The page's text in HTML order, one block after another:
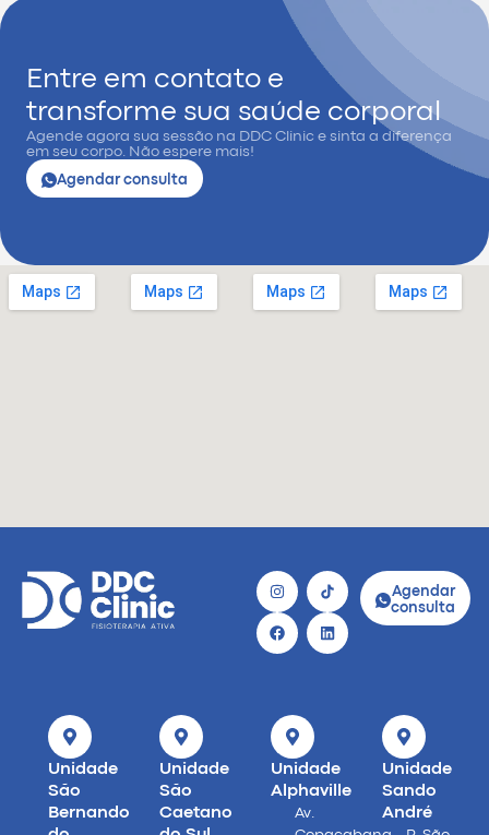
Entre em contato e
transforme sua saúde corporal
Agende agora sua sessão na DDC Clinic e sinta a diferença
em seu corpo. Não espere mais!
Agendar consulta
Agendar
consulta
Unidade
São
Bernando
Unidade
São
Caetano
Unidade
Alphaville
Av.
Unidade
Sando
André